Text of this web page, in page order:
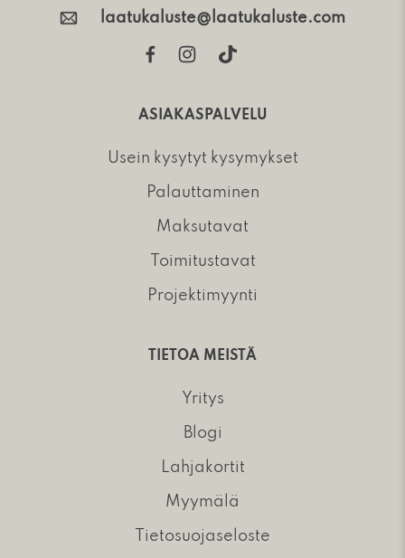
laatukaluste@laatukaluste.com
ASIAKASPALVELU
Usein kysytyt kysymykset
Palauttaminen
Maksutavat
Toimitustavat
Projektimyynti
TIETOA MEISTÄ
Yritys
Blogi
Lahjakortit
Myymälä
Tietosuojaseloste